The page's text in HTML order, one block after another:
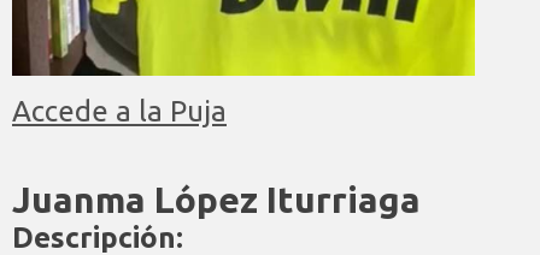
Accede a la Puja
Juanma López Iturriaga
Descripción: